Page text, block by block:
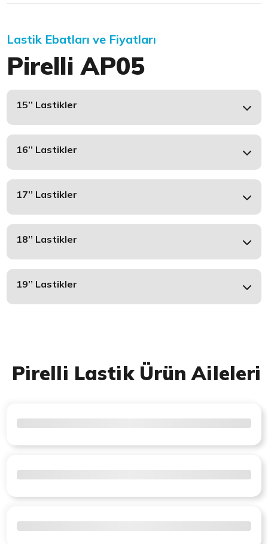
Lastik Ebatları ve Fiyatları
Pirelli AP05
15’’ Lastikler
16’’ Lastikler
17’’ Lastikler
18’’ Lastikler
19’’ Lastikler
Pirelli Lastik Ürün Aileleri